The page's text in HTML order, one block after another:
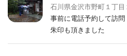
石川県金沢市野町１丁目
事前に電話予約して訪問
朱印も頂きました